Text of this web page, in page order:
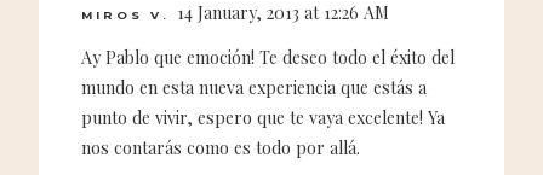
MIROS V.
14 January, 2013 at 12:26 AM
Ay Pablo que emoción! Te deseo todo el éxito del
mundo en esta nueva experiencia que estás a
punto de vivir, espero que te vaya excelente! Ya
nos contarás como es todo por allá.